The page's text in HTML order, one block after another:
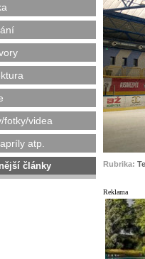
fotky/videa
atp.
články Rubrika:
Reklama